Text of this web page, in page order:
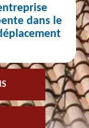
dans le